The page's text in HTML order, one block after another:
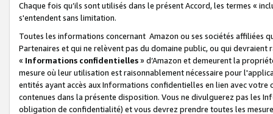
Chaque fois qu’ils sont utilisés dans le présent Accord, les termes «
s'entendent sans limitation.
Toutes les informations concernant Amazon ou ses sociétés affiliées
Partenaires et qui ne relèvent pas du domaine public, ou qui
« Informations confidentielles» d’Amazon et demeurent la
mesure où leur utilisation est raisonnablement nécessaire pour
entités ayant accès aux Informations confidentielles en lien avec
contenues dans la présente disposition. Vous ne divulguerez pas les
obligation de confidentialité) et vous devrez prendre toutes les